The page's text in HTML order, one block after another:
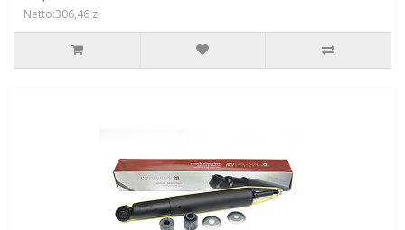
Netto:306,46 zł